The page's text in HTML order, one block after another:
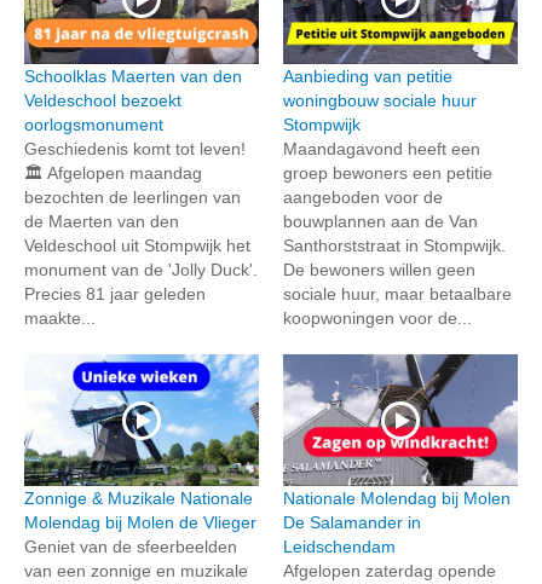
Schoolklas Maerten van den
Veldeschool bezoekt
oorlogsmonument
Geschiedenis komt tot leven!
🏛️ Afgelopen maandag
bezochten de leerlingen van
de Maerten van den
Veldeschool uit Stompwijk het
monument van de 'Jolly Duck'.
Precies 81 jaar geleden
maakte...
Aanbieding van petitie
woningbouw sociale huur
Stompwijk
Maandagavond heeft een
groep bewoners een petitie
aangeboden voor de
bouwplannen aan de Van
Santhorststraat in Stompwijk.
De bewoners willen geen
sociale huur, maar betaalbare
koopwoningen voor de...
Zonnige & Muzikale Nationale
Molendag bij Molen de Vlieger
Geniet van de sfeerbeelden
van een zonnige en muzikale
Nationale Molendag bij Molen
De Salamander in
Leidschendam
Afgelopen zaterdag opende